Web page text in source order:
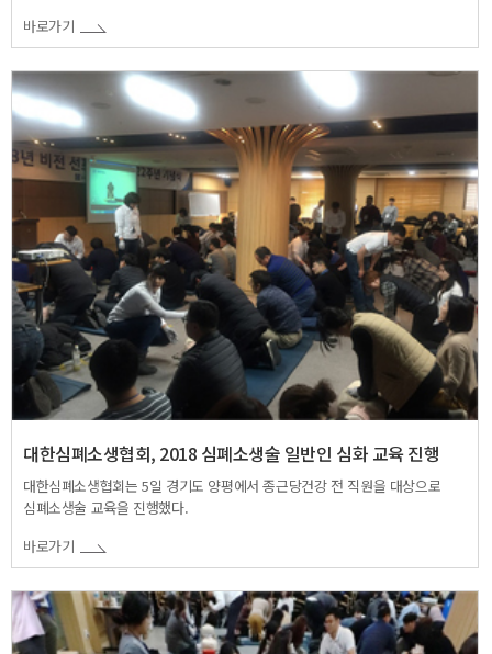
바로가기
대한심폐소생협회, 2018 심폐소생술 일반인 심화 교육 진행
대한심폐소생협회는 5일 경기도 양평에서 종근당건강 전 직원을 대상으로
심폐소생술 교육을 진행했다.
바로가기